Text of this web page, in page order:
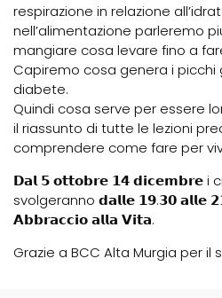
respirazione in relazione
nell’alimentazione parleremo
mangiare cosa levare fino a
Capiremo cosa genera i
diabete.
Quindi cosa serve per essere
il riassunto di tutte le lezioni
comprendere come fare per
𝗗𝗮𝗹 𝟱 𝗼𝘁𝘁𝗼𝗯𝗿𝗲 𝟭𝟰 𝗱𝗶𝗰𝗲𝗺𝗯𝗿𝗲 i
svolgeranno 𝗱𝗮𝗹𝗹𝗲 𝟭𝟵.𝟯𝟬 𝗮𝗹𝗹𝗲
𝗔𝗯𝗯𝗿𝗮𝗰𝗰𝗶𝗼 𝗮𝗹𝗹𝗮 𝗩𝗶𝘁𝗮.
Grazie a BCC Alta Murgia per il